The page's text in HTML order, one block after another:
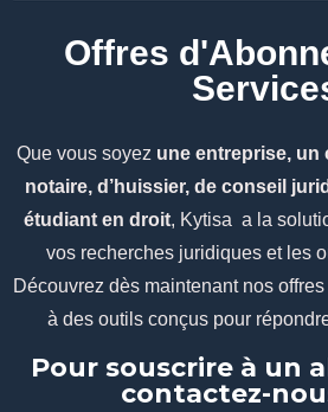
Offres
Que vous soyez une entreprise, un
notaire, d’huissier, de conseil
étudiant en droit, Kytisa a la
vos recherches juridiques et les
Découvrez dès maintenant nos
à des outils conçus pour
Pour souscrire à un
contactez-